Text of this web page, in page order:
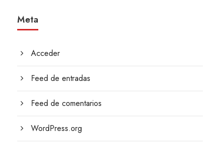
Meta
Acceder
Feed de entradas
Feed de comentarios
WordPress.org